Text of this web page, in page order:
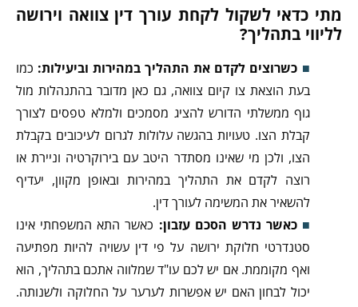
מתי כדאי לשקול לקחת עורך דין צוואה וירושה
לליווי בתהליך?
כשרוצים לקדם את התהליך במהירות וביעילות: כמו
בעת הוצאת צו קיום צוואה, גם כאן מדובר בהתנהלות מול
גוף ממשלתי הדורש להציג מסמכים ולמלא טפסים לצורך
קבלת הצו. טעויות בהגשה עלולות לגרום לעיכובים בקבלת
הצו, ולכן מי שאינו מסתדר היטב עם בירוקרטיה וניירת או
רוצה לקדם את התהליך במהירות ובאופן מקוון, יעדיף
להשאיר את המשימה לעורך דין.
כאשר נדרש הסכם עזבון: כאשר התא המשפחתי אינו
סטנדרטי חלוקת ירושה על פי דין עשויה להיות מפתיעה
ואף מקוממת. אם יש לכם עו"ד שמלווה אתכם בתהליך, הוא
יכול לבחון האם יש אפשרות לערער על החלוקה ולשנותה.